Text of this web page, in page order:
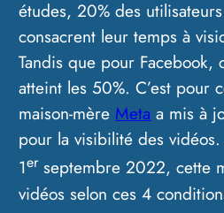
études, 20% des
consacrent leur temps à
Tandis que pour Facebook,
atteint les 50%. C’est pour
maison-mère Meta a mis à
pour la visibilité des
1erseptembre 2022, cette
vidéos selon ces 4